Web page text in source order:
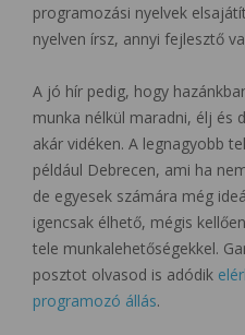
programozási nyelvek
nyelven írsz, annyi fejlesztő
A jó hír pedig, hogy
munka nélkül maradni, élj és
akár vidéken. A legnagyobb
például Debrecen, ami ha
de egyesek számára még
igencsak élhető, mégis
tele munkalehetőségekkel.
posztot olvasod is adódik
programozó állás.